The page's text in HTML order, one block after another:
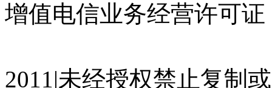
增值电信业务经营许可
2011|未经授权禁止复制